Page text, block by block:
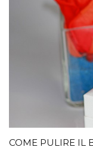
COME PULIRE IL